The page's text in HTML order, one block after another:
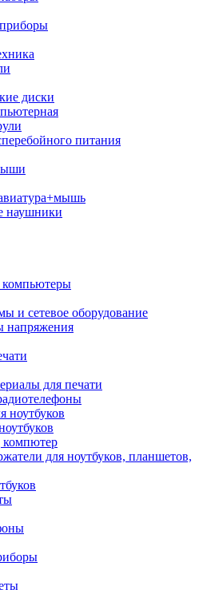
диски
питания
наушники
компьютеры
и сетевое оборудование
напряжения
для печати
ноутбуков
компютер
для ноутбуков, планшетов,